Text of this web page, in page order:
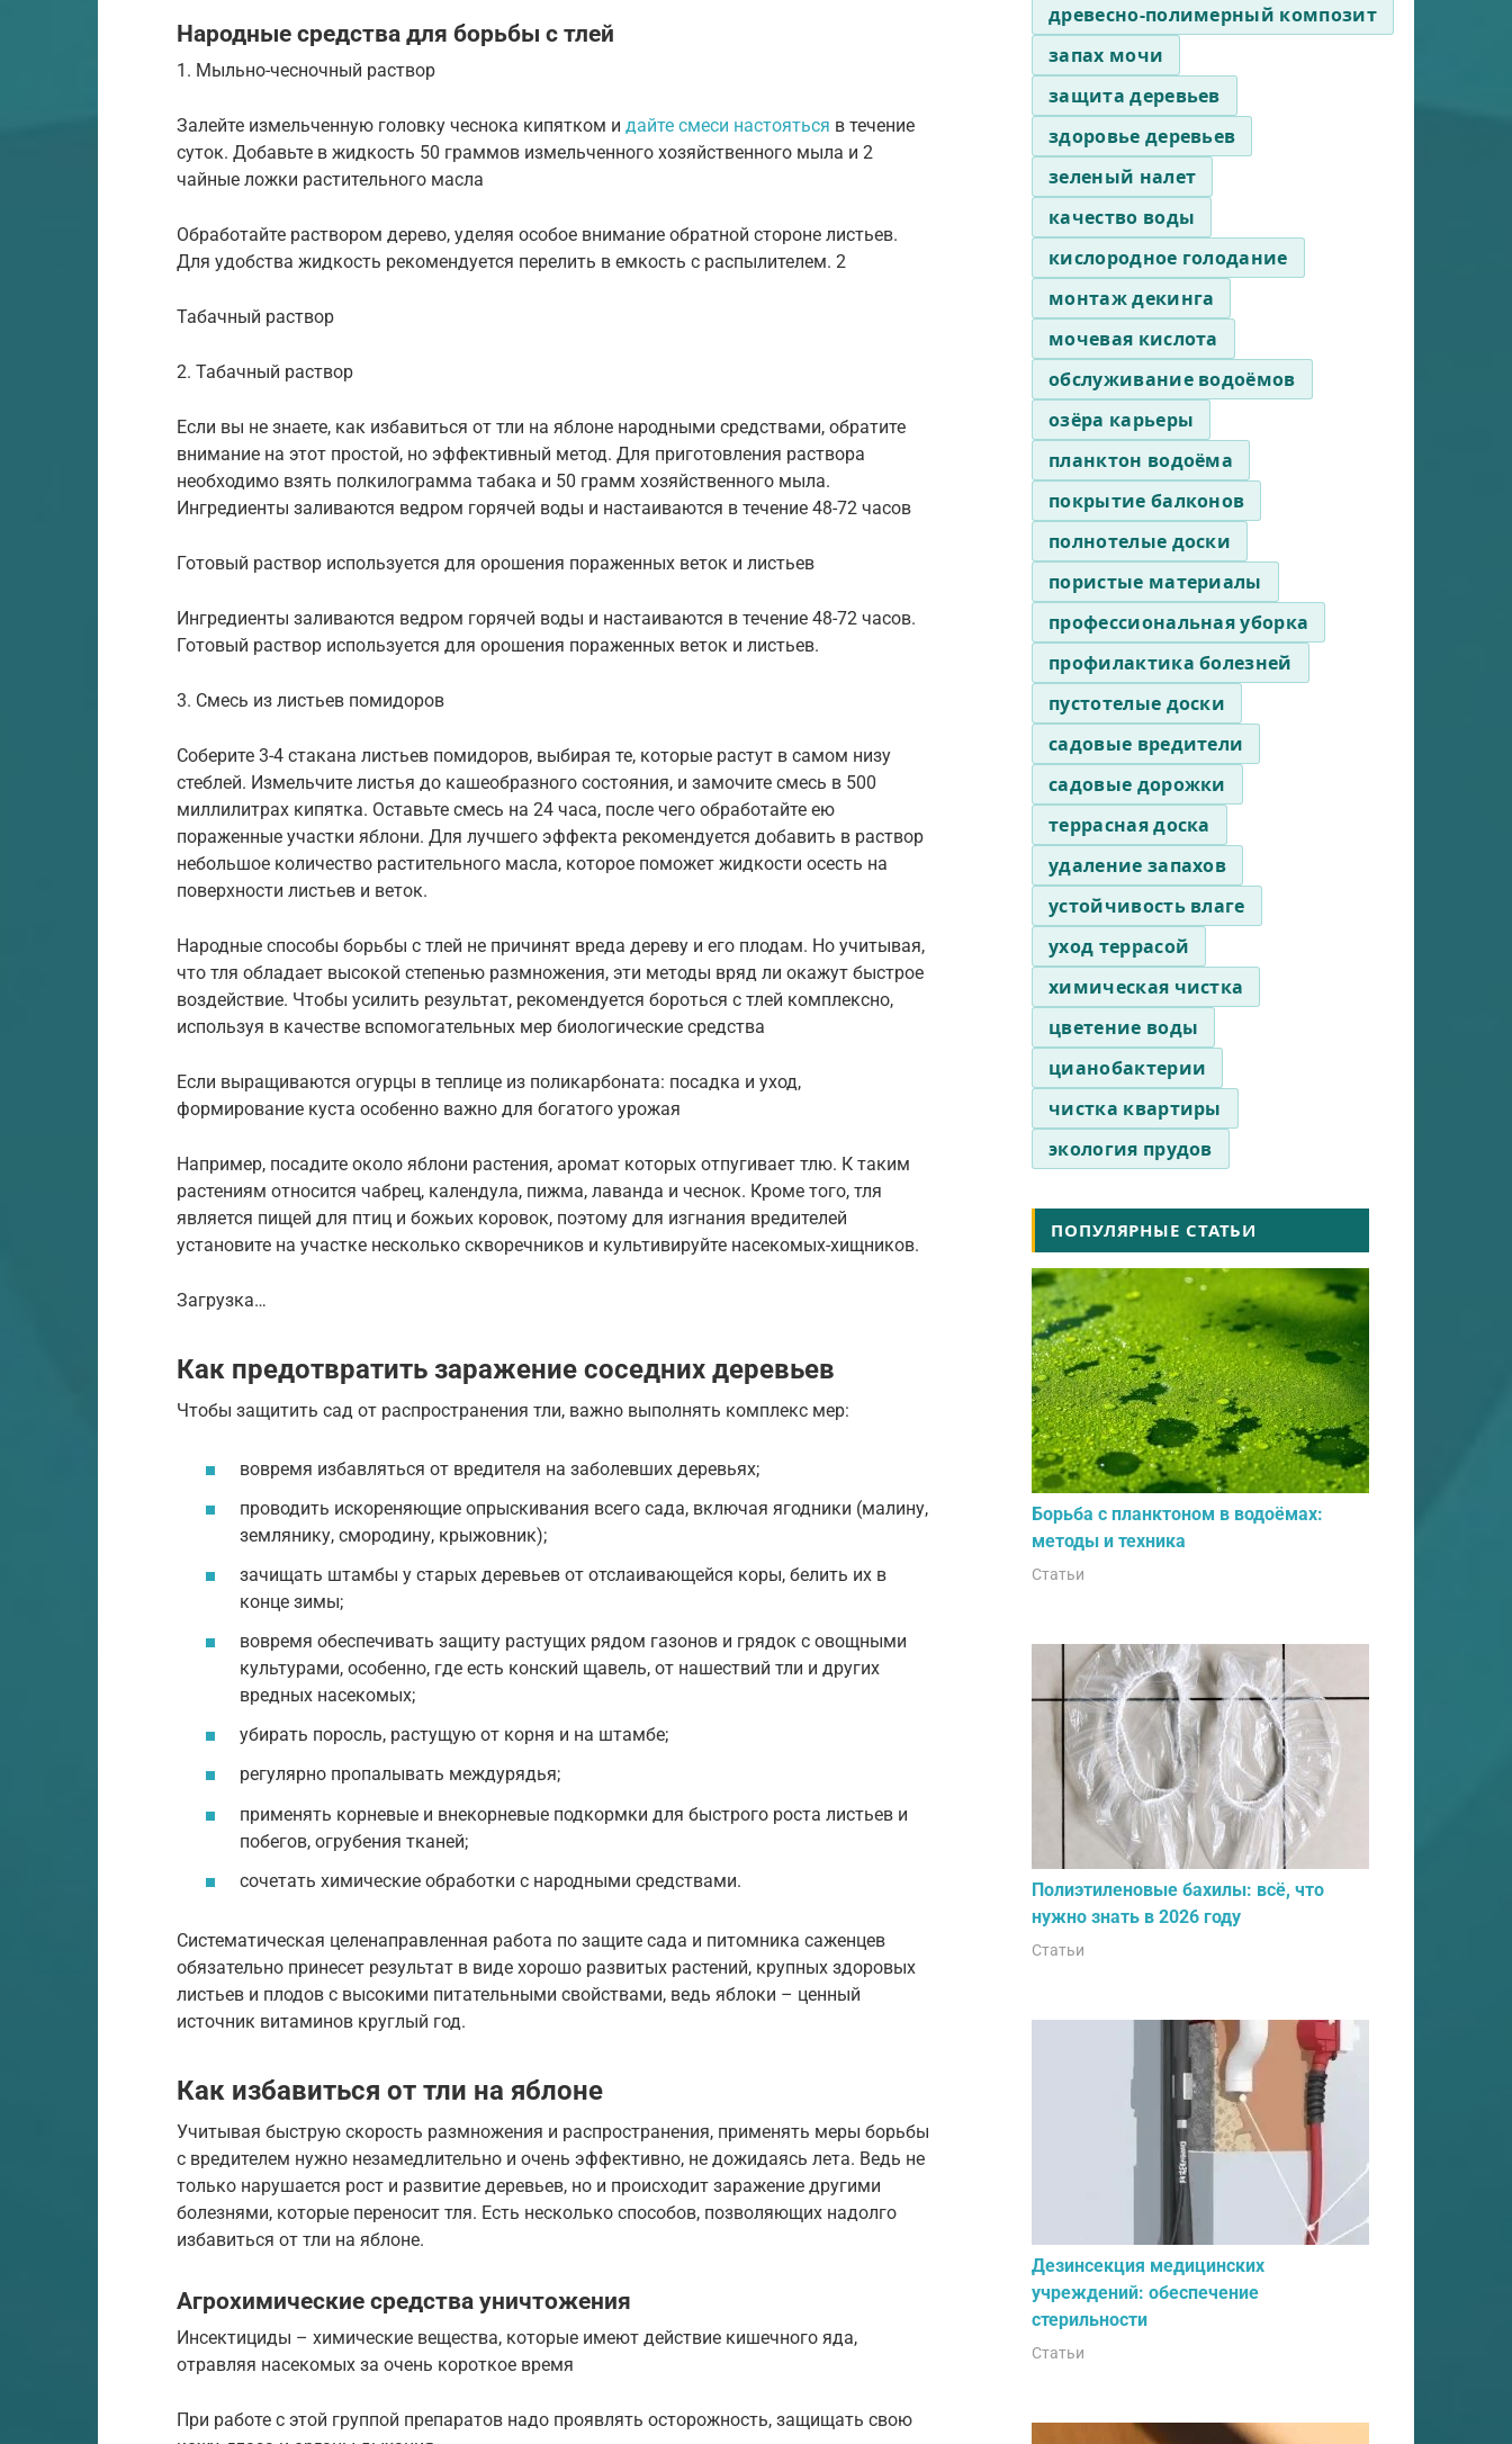
Народные средства для борьбы с тлей
1. Мыльно-чесночный раствор
Залейте измельченную головку чеснока кипятком и дайте смеси настояться в течение
суток. Добавьте в жидкость 50 граммов измельченного хозяйственного мыла и 2
чайные ложки растительного масла
Обработайте раствором дерево, уделяя особое внимание обратной стороне листьев.
Для удобства жидкость рекомендуется перелить в емкость с распылителем. 2
Табачный раствор
2. Табачный раствор
Если вы не знаете, как избавиться от тли на яблоне народными средствами, обратите
внимание на этот простой, но эффективный метод. Для приготовления раствора
необходимо взять полкилограмма табака и 50 грамм хозяйственного мыла.
Ингредиенты заливаются ведром горячей воды и настаиваются в течение 48-72 часов
Готовый раствор используется для орошения пораженных веток и листьев
Ингредиенты заливаются ведром горячей воды и настаиваются в течение 48-72 часов.
Готовый раствор используется для орошения пораженных веток и листьев.
3. Смесь из листьев помидоров
Соберите 3-4 стакана листьев помидоров, выбирая те, которые растут в самом низу
стеблей. Измельчите листья до кашеобразного состояния, и замочите смесь в 500
миллилитрах кипятка. Оставьте смесь на 24 часа, после чего обработайте ею
пораженные участки яблони. Для лучшего эффекта рекомендуется добавить в раствор
небольшое количество растительного масла, которое поможет жидкости осесть на
поверхности листьев и веток.
Народные способы борьбы с тлей не причинят вреда дереву и его плодам. Но учитывая,
что тля обладает высокой степенью размножения, эти методы вряд ли окажут быстрое
воздействие. Чтобы усилить результат, рекомендуется бороться с тлей комплексно,
используя в качестве вспомогательных мер биологические средства
Если выращиваются огурцы в теплице из поликарбоната: посадка и уход,
формирование куста особенно важно для богатого урожая
Например, посадите около яблони растения, аромат которых отпугивает тлю. К таким
растениям относится чабрец, календула, пижма, лаванда и чеснок. Кроме того, тля
является пищей для птиц и божьих коровок, поэтому для изгнания вредителей
установите на участке несколько скворечников и культивируйте насекомых-хищников.
Загрузка…
Как предотвратить заражение соседних деревьев
Чтобы защитить сад от распространения тли, важно выполнять комплекс мер:
вовремя избавляться от вредителя на заболевших деревьях;
проводить искореняющие опрыскивания всего сада, включая ягодники (малину,
землянику, смородину, крыжовник);
зачищать штамбы у старых деревьев от отслаивающейся коры, белить их в
конце зимы;
вовремя обеспечивать защиту растущих рядом газонов и грядок с овощными
культурами, особенно, где есть конский щавель, от нашествий тли и других
вредных насекомых;
убирать поросль, растущую от корня и на штамбе;
регулярно пропалывать междурядья;
применять корневые и внекорневые подкормки для быстрого роста листьев и
побегов, огрубения тканей;
сочетать химические обработки с народными средствами.
Систематическая целенаправленная работа по защите сада и питомника саженцев
обязательно принесет результат в виде хорошо развитых растений, крупных здоровых
листьев и плодов с высокими питательными свойствами, ведь яблоки – ценный
источник витаминов круглый год.
Как избавиться от тли на яблоне
Учитывая быструю скорость размножения и распространения, применять меры борьбы
с вредителем нужно незамедлительно и очень эффективно, не дожидаясь лета. Ведь не
только нарушается рост и развитие деревьев, но и происходит заражение другими
болезнями, которые переносит тля. Есть несколько способов, позволяющих надолго
избавиться от тли на яблоне.
Агрохимические средства уничтожения
Инсектициды – химические вещества, которые имеют действие кишечного яда,
отравляя насекомых за очень короткое время
При работе с этой группой препаратов надо проявлять осторожность, защищать свою
древесно-полимерный композит
запах мочи
защита деревьев
здоровье деревьев
зеленый налет
качество воды
кислородное голодание
монтаж декинга
мочевая кислота
обслуживание водоёмов
озёра карьеры
планктон водоёма
покрытие балконов
полнотелые доски
пористые материалы
профессиональная уборка
профилактика болезней
пустотелые доски
садовые вредители
садовые дорожки
террасная доска
удаление запахов
устойчивость влаге
уход террасой
химическая чистка
цветение воды
цианобактерии
чистка квартиры
экология прудов
ПОПУЛЯРНЫЕ СТАТЬИ
Борьба с планктоном в водоёмах:
методы и техника
Статьи
Полиэтиленовые бахилы: всё, что
нужно знать в 2026 году
Статьи
Дезинсекция медицинских
учреждений: обеспечение
стерильности
Статьи